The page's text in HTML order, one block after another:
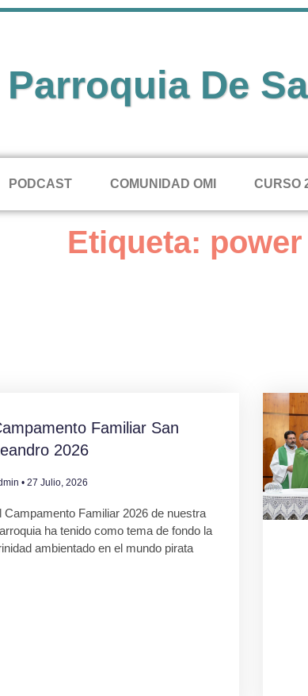
Parroquia De
PODCAST COMUNIDAD OMI CURSO
Etiqueta:
Familiar San
2026
27 Julio, 2026
Campamento Familiar 2026 de nuestra
ha tenido como tema de fondo la
ambientado en el mundo pirata